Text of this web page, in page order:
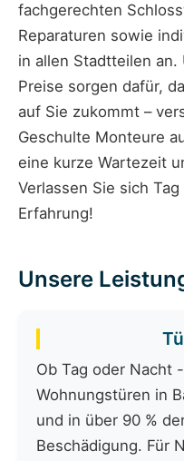
fachgerechten
Reparaturen sowie
in allen Stadtteilen
Preise sorgen dafür,
auf Sie zukommt –
Geschulte Monteure
eine kurze Wartezeit
Verlassen Sie sich
Erfahrung!
Unsere
Ob Tag oder Nacht
Wohnungstüren in
und in über 90 %
Beschädigung. Für